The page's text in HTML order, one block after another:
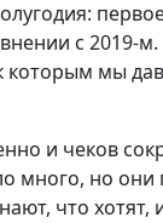
с 2019-
которым мы
и чеков
много, но они
что хотят,